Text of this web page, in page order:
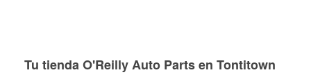
Tu tienda O'Reilly Auto Parts en Tontitown